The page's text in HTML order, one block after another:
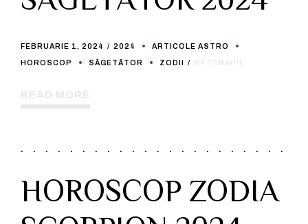
FEBRUARIE 1, 2024 2024 ARTICOLE ASTRO
HOROSCOP SĂGETĂTOR ZODII
HOROSCOP ZODIA